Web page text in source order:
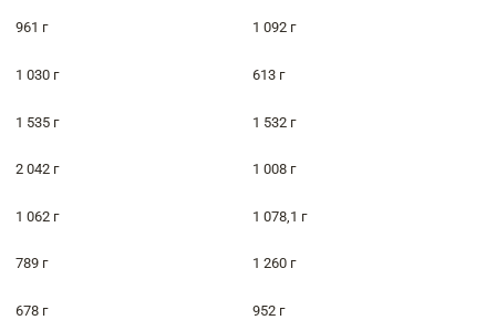
961 г 1 092 г
1 030 г 613 г
1 535 г 1 532 г
2 042 г 1 008 г
1 062 г 1 078,1 г
789 г 1 260 г
678 г 952 г